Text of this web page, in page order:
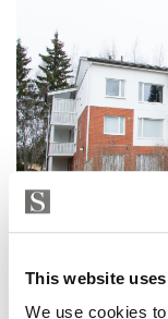
This website
We use cookies